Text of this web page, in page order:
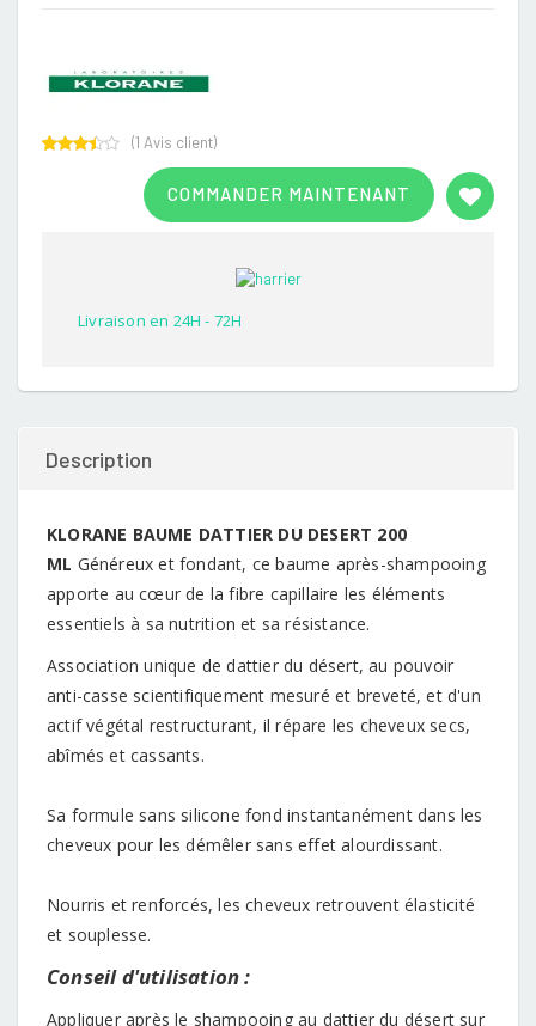
COMMANDER MAINTENANT
(1 Avis client)
Livraison en 24H - 72H
Description
KLORANE BAUME DATTIER DU DESERT 200
ML Généreux et fondant, ce baume après-shampooing
apporte au cœur de la fibre capillaire les éléments
essentiels à sa nutrition et sa résistance.
Association unique de dattier du désert, au pouvoir
anti-casse scientifiquement mesuré et breveté, et d'un
actif végétal restructurant, il répare les cheveux secs,
abîmés et cassants.
Sa formule sans silicone fond instantanément dans les
cheveux pour les démêler sans effet alourdissant.
Nourris et renforcés, les cheveux retrouvent élasticité
et souplesse.
Conseil d'utilisation :
Appliquer après le shampooing au dattier du désert sur